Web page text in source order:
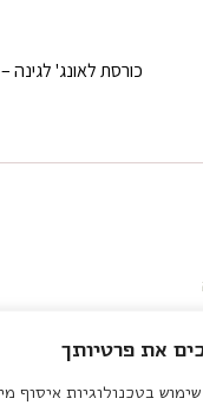
את פרטיותך
כורסת לאונג' לגינה – CLEOSOFT